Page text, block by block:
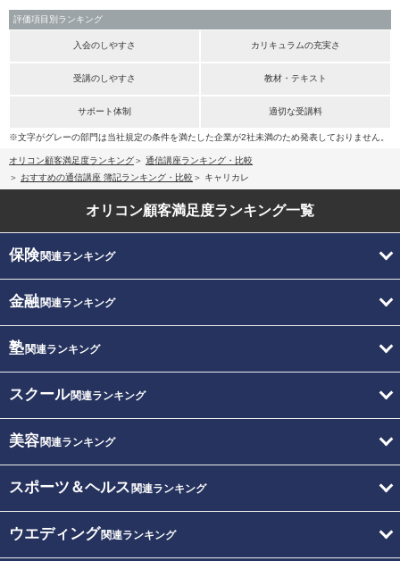
評価項目別ランキング
入会のしやすさ カリキュラムの充実さ
受講のしやすさ 教材・テキスト
サポート体制 適切な受講料
※文字がグレーの部門は当社規定の条件を満たした企業が2社未満のため発表しておりません。
オリコン顧客満足度ランキング
通信講座ランキング・比較
おすすめの通信講座 簿記ランキング・比較
キャリカレ
オリコン顧客満足度ランキング一覧
保険関連ランキング
金融関連ランキング
塾関連ランキング
スクール関連ランキング
美容関連ランキング
スポーツ＆ヘルス 関連ランキング
ウエディング関連ランキング